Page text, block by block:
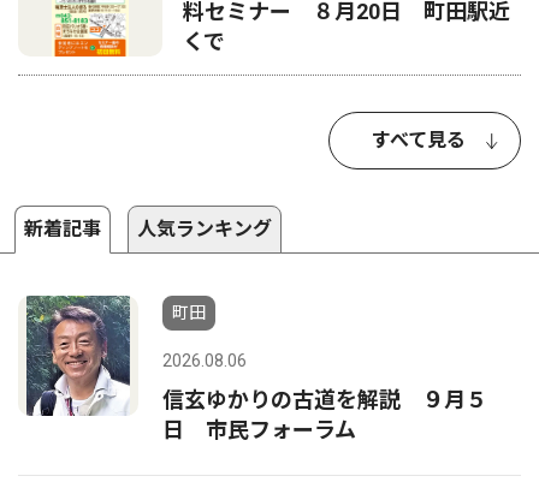
料セミナー ８月20日 町田駅近
くで
すべて見る
新着記事 人気ランキング
町田
2026.08.06
信玄ゆかりの古道を解説 ９月５
日 市民フォーラム